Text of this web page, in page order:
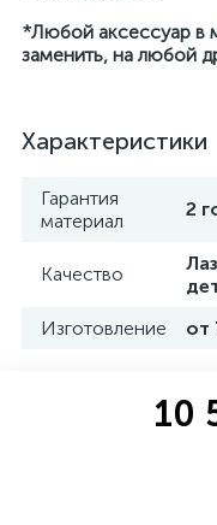
*Любой аксессуар в
заменить, на любой
Характеристики
Гарантия
материал
2
Качество
Изготовление
от
10